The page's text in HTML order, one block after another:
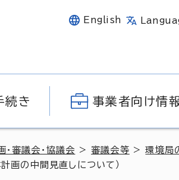
English
続き 事業者向け情
・審議会・協議会 >審議会等 >環境局
画の中間見直しについて）